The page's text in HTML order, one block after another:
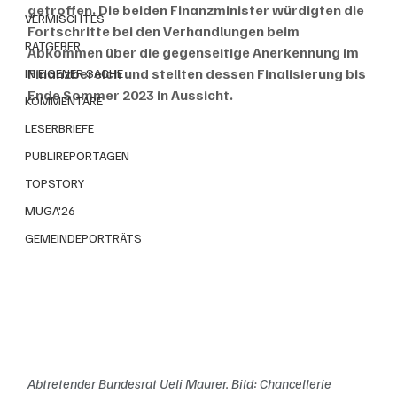
VERMISCHTES
RATGEBER
IN EIGENER SACHE
KOMMENTARE
LESERBRIEFE
PUBLIREPORTAGEN
TOPSTORY
MUGA'26
GEMEINDEPORTRÄTS
getroffen. Die beiden Finanzminister würdigten die
Fortschritte bei den Verhandlungen beim
Abkommen über die gegenseitige Anerkennung im
Finanzbereich und stellten dessen Finalisierung bis
Ende Sommer 2023 in Aussicht.
Abtretender Bundesrat Ueli Maurer. Bild: Chancellerie